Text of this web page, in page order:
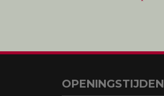
OPENINGSTIJDEN